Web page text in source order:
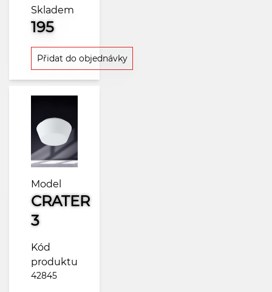
Skladem
195
Přidat do objednávky
Model
CRATER
3
Kód
produktu
42845